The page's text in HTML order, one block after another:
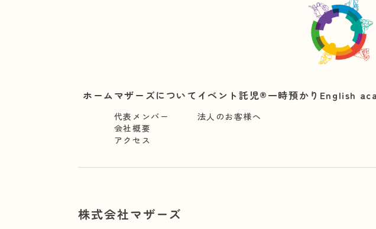
ホームマザーズについて
代表メンバー
会社概要
アクセス
イベント託児®︎
法人のお客様へ
一時預かり English
株式会社マザーズ